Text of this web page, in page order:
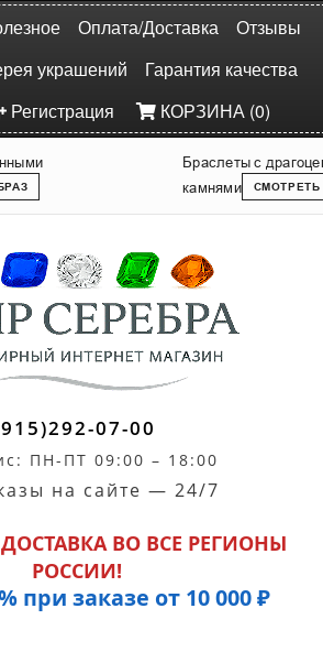
Оплата/Доставка
Отзывы
украшений
Гарантия качества
Регистрация КОРЗИНА (0)
Браслеты с
камнями
СМОТРЕТЬ
07-00
ПН-ПТ 09:00 – 18:00
на сайте — 24/7
ВО ВСЕ РЕГИОНЫ
РОССИИ!
при заказе от 10 000 ₽